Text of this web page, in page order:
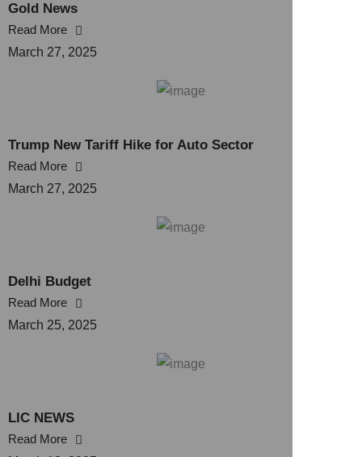
Gold News
Read More
March 27, 2025
Trump New Tariff Hike for Auto Sector
Read More
March 27, 2025
Delhi Budget
Read More
March 25, 2025
LIC NEWS
Read More